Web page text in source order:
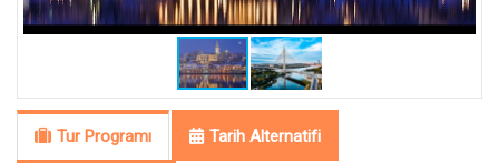
Tur Programı Tarih Alternatifi